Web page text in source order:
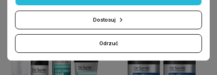
brak
chwilowo
Odrzuć
Dostosuj